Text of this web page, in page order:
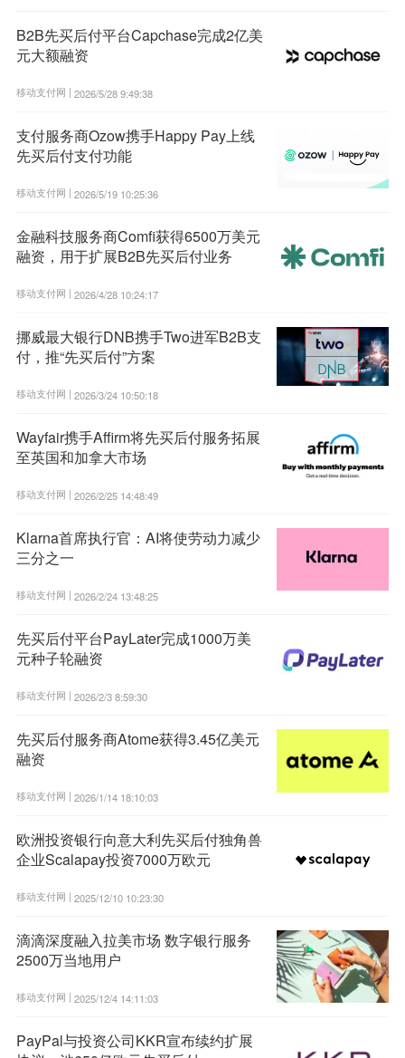
B2B先买后付平台Capchase完成2亿美
元大额融资
移动支付网 | 2026/5/28 9:49:38
支付服务商Ozow携手Happy Pay上线
先买后付支付功能
移动支付网 | 2026/5/19 10:25:36
金融科技服务商Comfi获得6500万美元
融资，用于扩展B2B先买后付业务
移动支付网 | 2026/4/28 10:24:17
挪威最大银行DNB携手Two进军B2B支
付，推“先买后付”方案
移动支付网 | 2026/3/24 10:50:18
Wayfair携手Affirm将先买后付服务拓展
至英国和加拿大市场
移动支付网 | 2026/2/25 14:48:49
Klarna首席执行官：AI将使劳动力减少
三分之一
移动支付网 | 2026/2/24 13:48:25
先买后付平台PayLater完成1000万美
元种子轮融资
移动支付网 | 2026/2/3 8:59:30
先买后付服务商Atome获得3.45亿美元
融资
移动支付网 | 2026/1/14 18:10:03
欧洲投资银行向意大利先买后付独角兽
企业Scalapay投资7000万欧元
移动支付网 | 2025/12/10 10:23:30
滴滴深度融入拉美市场 数字银行服务
2500万当地用户
移动支付网 | 2025/12/4 14:11:03
PayPal与投资公司KKR宣布续约扩展